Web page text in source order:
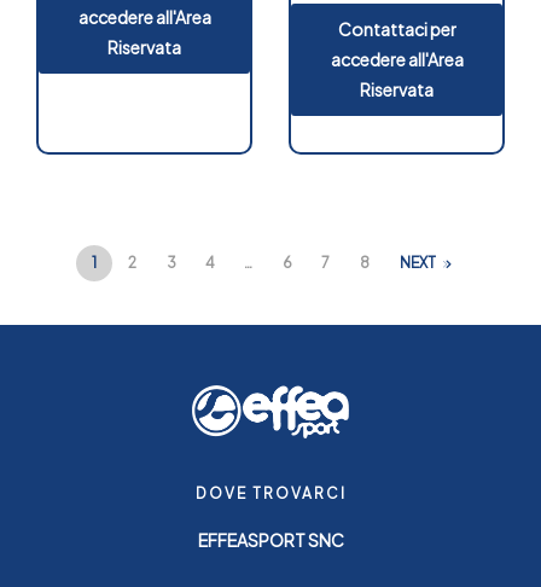
accedere all'Area
Riservata
Contattaci per
accedere all'Area
Riservata
1 2 3 4 … 6 7 8 NEXT
DOVE TROVARCI
EFFEASPORT SNC